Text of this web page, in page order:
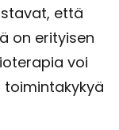
että
on erityisen
voi